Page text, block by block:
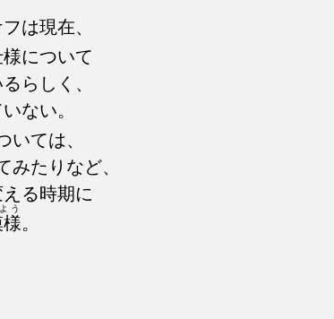
は現在、
について
らしく、
ない。
いては、
みたりなど、
る時期に
う
。